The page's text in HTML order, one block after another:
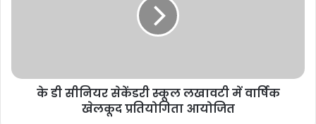
के डी सीनियर सेकेंडरी स्कूल लखावटी में वार्षिक
खेलकूद प्रतियोगिता आयोजित